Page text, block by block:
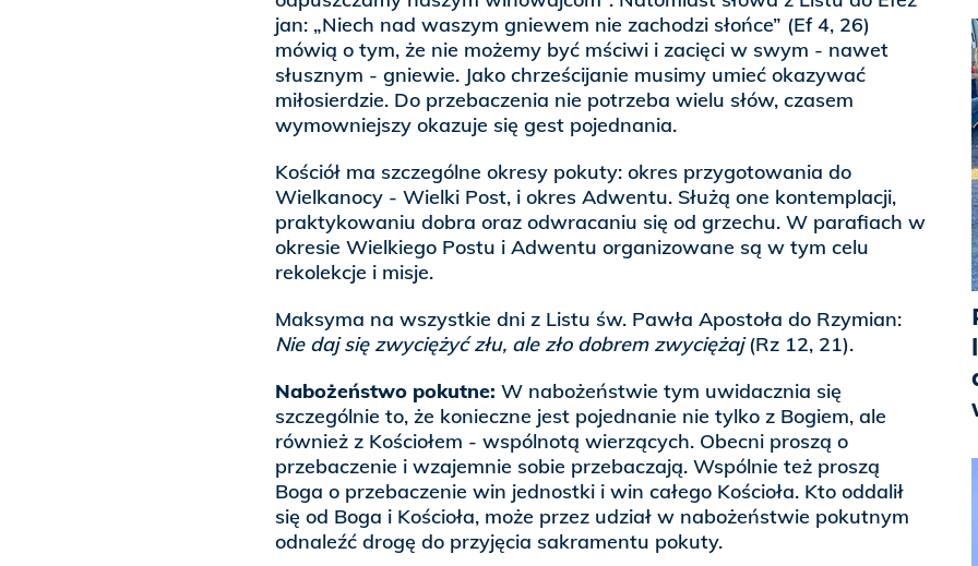
jan: „Niech nad waszym gniewem nie zachodzi słońce” (Ef 4, 26)
mówią o tym, że nie możemy być mściwi i zacięci w swym - nawet
słusznym - gniewie. Jako chrześcijanie musimy umieć okazywać
miłosierdzie. Do przebaczenia nie potrzeba wielu słów, czasem
wymowniejszy okazuje się gest pojednania.
Kościół ma szczególne okresy pokuty: okres przygotowania do
Wielkanocy - Wielki Post, i okres Adwentu. Służą one kontemplacji,
praktykowaniu dobra oraz odwracaniu się od grzechu. W parafiach w
okresie Wielkiego Postu i Adwentu organizowane są w tym celu
rekolekcje i misje.
Maksyma na wszystkie dni z Listu św. Pawła Apostoła do Rzymian:
Nie daj się zwyciężyć złu, ale zło dobrem zwyciężaj(Rz 12, 21).
Nabożeństwo pokutne: W nabożeństwie tym uwidacznia się
szczególnie to, że konieczne jest pojednanie nie tylko z Bogiem, ale
również z Kościołem - wspólnotą wierzących. Obecni proszą o
przebaczenie i wzajemnie sobie przebaczają. Wspólnie też proszą
Boga o przebaczenie win jednostki i win całego Kościoła. Kto oddalił
się od Boga i Kościoła, może przez udział w nabożeństwie pokutnym
odnaleźć drogę do przyjęcia sakramentu pokuty.